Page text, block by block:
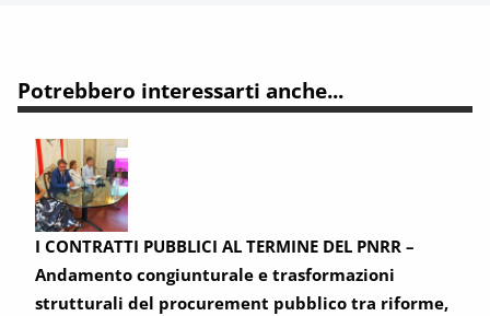
Potrebbero interessarti anche...
I CONTRATTI PUBBLICI AL TERMINE DEL PNRR –
Andamento congiunturale e trasformazioni
strutturali del procurement pubblico tra riforme,